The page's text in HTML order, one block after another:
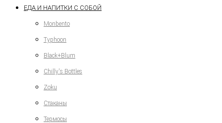
ЕДА И НАПИТКИ С СОБОЙ
Monbento
Typhoon
Black+Blum
Chilly's Bottles
Zoku
Стаканы
Термосы